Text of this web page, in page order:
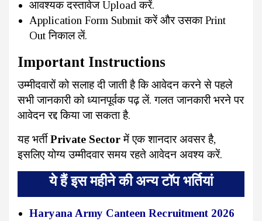
आवश्यक दस्तावेज Upload करें.
Application Form Submit करें और उसका Print
Out निकाल लें.
Important Instructions
उम्मीदवारों को सलाह दी जाती है कि आवेदन करने से पहले
सभी जानकारी को ध्यानपूर्वक पढ़ लें. गलत जानकारी भरने पर
आवेदन रद्द किया जा सकता है.
यह भर्तीPrivate Sectorमें एक शानदार अवसर है,
इसलिए योग्य उम्मीदवार समय रहते आवेदन अवश्य करें.
ये हैं इस महीने की अन्य टॉप भर्तियां
Haryana Army Canteen Recruitment 2026